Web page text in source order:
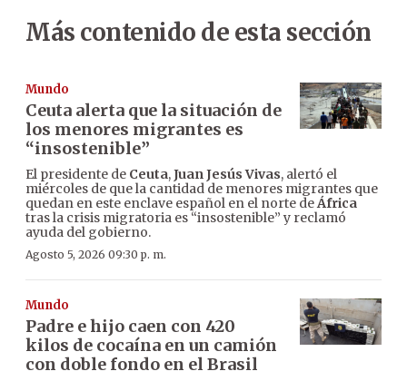
Más contenido de esta sección
Mundo
Ceuta alerta que la situación de
los menores migrantes es
“insostenible”
El presidente de Ceuta,Juan Jesús Vivas, alertó el
miércoles de que la cantidad de menores migrantes que
quedan en este enclave español en el norte deÁfrica
tras la crisis migratoria es “insostenible” y reclamó
ayuda del gobierno.
Agosto 5, 2026 09:30 p. m.
Mundo
Padre e hijo caen con 420
kilos de cocaína en un camión
con doble fondo en el Brasil